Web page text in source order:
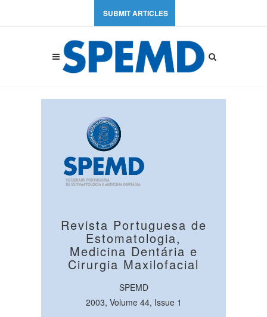
SUBMIT ARTICLES
Revista Portuguesa de
Estomatologia,
Medicina Dentária e
Cirurgia Maxilofacial
SPEMD
2003, Volume 44, Issue 1